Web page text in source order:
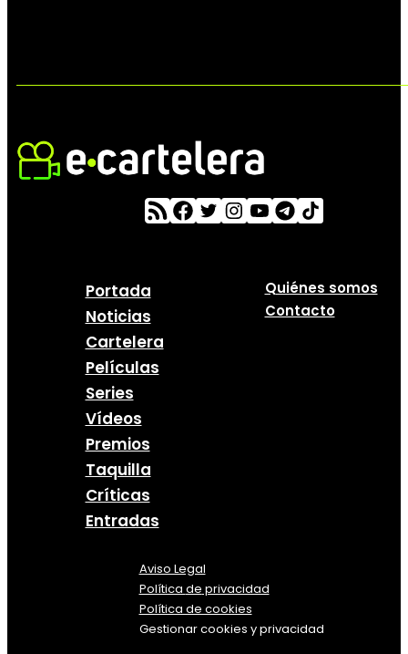
Portada
Noticias
Cartelera
Películas
Series
Vídeos
Premios
Taquilla
Críticas
Entradas
Quiénes somos
Contacto
Aviso Legal
Política de privacidad
Política de cookies
Gestionar cookies y privacidad